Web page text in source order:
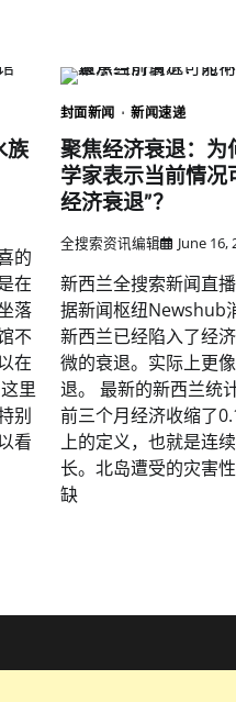
族
的
在
落
不
在
里
别
看
封面新闻 新闻速递
聚焦经济衰退：为
学家表示当前情况
经济衰退”？
全搜索资讯编辑 June 16,
新西兰全搜索新闻直
据新闻枢纽Newshub
新西兰已经陷入了经
微的衰退。实际上更
退。 最新的新西兰统
前三个月经济收缩了
上的定义，也就是连
长。北岛遭受的灾害
缺